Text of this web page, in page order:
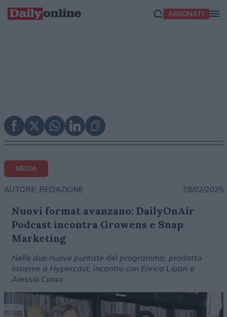
ABBONATI
MEDIA
AUTORE: REDAZIONE 28/02/2025
Nuovi format avanzano: DailyOnAir
Podcast incontra Growens e Snap
Marketing
Nelle due nuove puntate del programma, prodotto
insieme a Hypercast, incontro con Enrica Lipari e
Alessio Cinao